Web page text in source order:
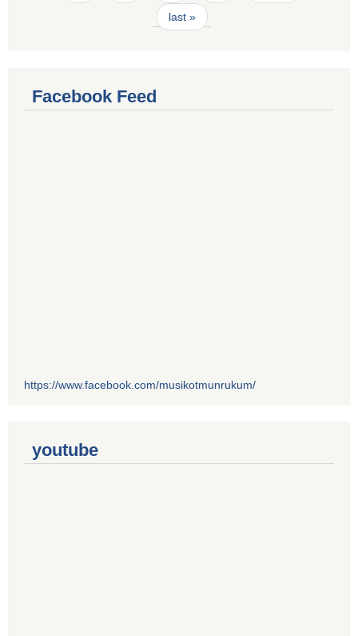
last »
Facebook Feed
https://www.facebook.com/musikotmunrukum/
youtube